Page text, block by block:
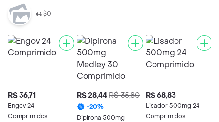
$0
R$ 36,71
Engov 24
Comprimidos
R$ 28,44 R$ 35,80
-20%
Dipirona 500mg
R$ 68,83
Lisador 500mg 24
Comprimidos